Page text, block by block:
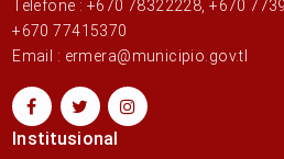
Telefone : +670 78322228, +670
+670 77415370
Email : ermera@municipio.gov.tl
Institusional